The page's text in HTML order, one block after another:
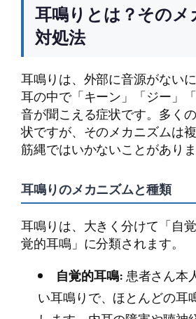
耳鳴りとは？そのメ
対処法
耳鳴りは、外部に音源がないに
耳の中で「キーン」「ジー」
音が聞こえる症状です。多く
状ですが、そのメカニズムは
筋縄ではいかないことがありま
耳鳴りのメカニズムと種類
耳鳴りは、大きく分けて「自
覚的耳鳴」に分類されます。
自覚的耳鳴: 患者さん本
い耳鳴りで、ほとんどの耳